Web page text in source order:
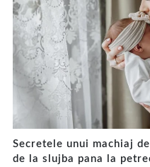
Secretele unui machiaj
de la slujba pana la